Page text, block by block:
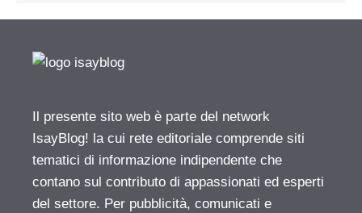
Il presente sito web è parte del network
IsayBlog! la cui rete editoriale comprende siti
tematici di informazione indipendente che
contano sul contributo di appassionati ed esperti
del settore. Per pubblicità, comunicati e